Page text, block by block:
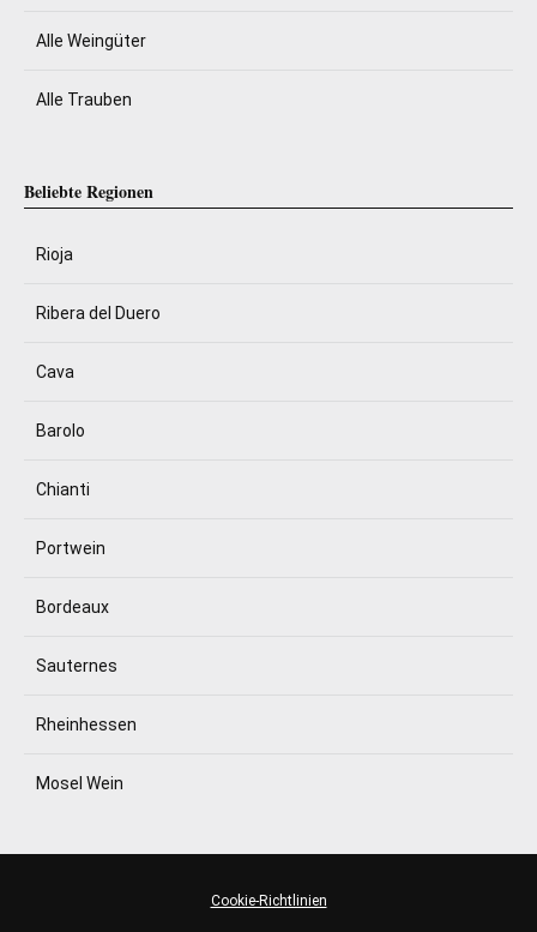
Alle Weingüter
Alle Trauben
Beliebte Regionen
Rioja
Ribera del Duero
Cava
Barolo
Chianti
Portwein
Bordeaux
Sauternes
Rheinhessen
Mosel Wein
Cookie-Richtlinien